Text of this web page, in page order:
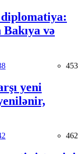
və
453
yeni
462